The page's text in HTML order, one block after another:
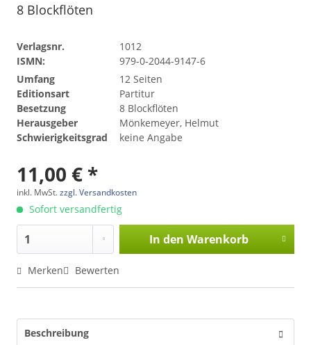
8 Blockflöten
Verlagsnr.
1012
ISMN:
979-0-2044-9147-6
Umfang
12 Seiten
Editionsart
Partitur
Besetzung
8 Blockflöten
Herausgeber
Mönkemeyer, Helmut
Schwierigkeitsgrad
keine Angabe
11,00 € *
inkl. MwSt.zzgl. Versandkosten
Sofort versandfertig
In den Warenkorb
Merken Bewerten
Beschreibung